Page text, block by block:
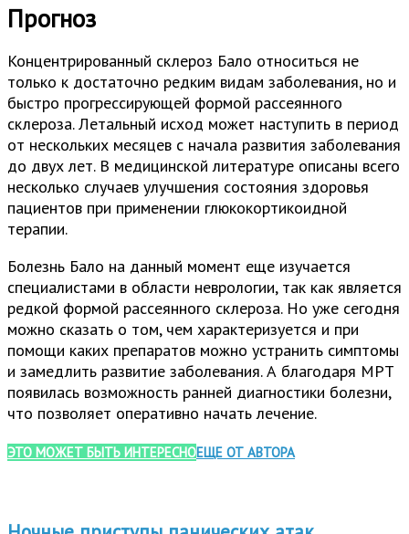
Прогноз
Концентрированный склероз Бало относиться не
только к достаточно редким видам заболевания, но и
быстро прогрессирующей формой рассеянного
склероза. Летальный исход может наступить в период
от нескольких месяцев с начала развития заболевания
до двух лет. В медицинской литературе описаны всего
несколько случаев улучшения состояния здоровья
пациентов при применении глюкокортикоидной
терапии.
Болезнь Бало на данный момент еще изучается
специалистами в области неврологии, так как является
редкой формой рассеянного склероза. Но уже сегодня
можно сказать о том, чем характеризуется и при
помощи каких препаратов можно устранить симптомы
и замедлить развитие заболевания. А благодаря МРТ
появилась возможность ранней диагностики болезни,
что позволяет оперативно начать лечение.
ЭТО МОЖЕТ БЫТЬ ИНТЕРЕСНОЕЩЕ ОТ АВТОРА